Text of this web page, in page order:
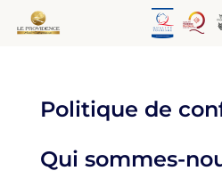
Politique de
Qui sommes-